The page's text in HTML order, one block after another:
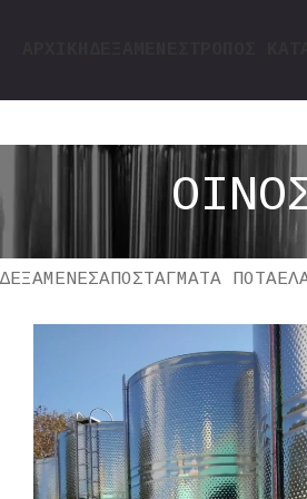
ΑΠΟΣΤΑΓΜΑΤΑ ΠΟΤΑ